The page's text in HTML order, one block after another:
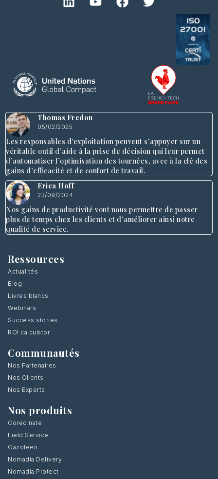
Thomas Fredon
05/02/2025
Les responsables d'exploitation peuvent s’appuyer sur un
véritable outil d’aide à la prise de décision qui leur permet
d’automatiser l’optimisation des tournées, avec à la clé des
gains d’efficacité et de confort de travail.
Erica Hoff
23/09/2024
Nos gains de productivité vont nous permettre de passer
plus de temps chez les clients et d’améliorer ainsi notre
qualité de service.
Ressources
Actualités
Blog
Livres blancs
Webinars
Success stories
ROI calculator
Communautés
Nos Partenaires
Nos Clients
Nos Experts
Nos produits
Coredinate
Field Service
Gazoleen
Nomadia Delivery
Nomadia Protect